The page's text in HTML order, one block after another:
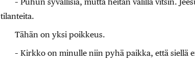
tilanteita.
Tähän on yksi poikkeus.
– Kirkko on minulle niin pyhä paikka, että siellä